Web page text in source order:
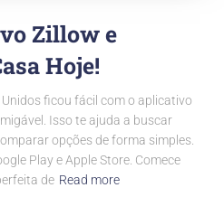
Zillow e
Hoje!
ficou fácil com o aplicativo
Isso te ajuda a buscar
opções de forma simples.
Play e Apple Store. Comece
de Read more